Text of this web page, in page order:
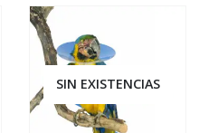
SIN EXISTENCIAS